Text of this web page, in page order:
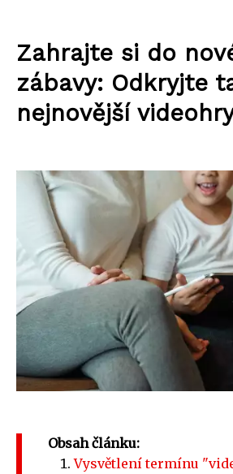
Zahrajte si do
zábavy: Odkryjte
nejnovější
Obsah článku:
Vysvětlení termínu